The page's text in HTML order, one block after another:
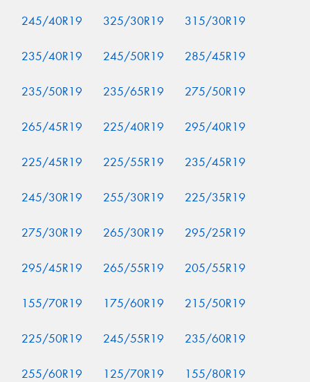
245/40R19 325/30R19 315/30R19
235/40R19 245/50R19 285/45R19
235/50R19 235/65R19 275/50R19
265/45R19 225/40R19 295/40R19
225/45R19 225/55R19 235/45R19
245/30R19 255/30R19 225/35R19
275/30R19 265/30R19 295/25R19
295/45R19 265/55R19 205/55R19
155/70R19 175/60R19 215/50R19
225/50R19 245/55R19 235/60R19
255/60R19 125/70R19 155/80R19